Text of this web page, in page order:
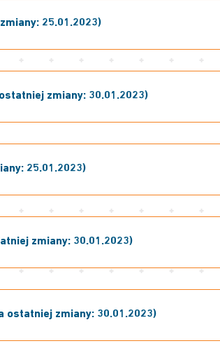
25.01.2023)
ostatniej zmiany: 30.01.2023)
25.01.2023)
zmiany: 30.01.2023)
ostatniej zmiany: 30.01.2023)